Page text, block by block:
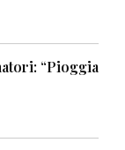
“Pioggia